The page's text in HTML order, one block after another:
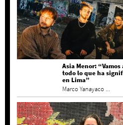
Asia Menor:
todo lo que ha
en Lima”
Marco Yanayaco ...